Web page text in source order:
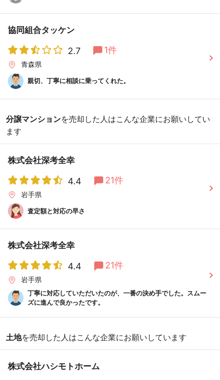
協同組合タッケン
2.7 1件
青森県
親切、丁寧に相談に乗ってくれた。
分譲マンションを売却した人はこんな企業にお願いしてい
ます
株式会社深考全幸
4.4 21件
岩手県
査定額と対応の早さ
株式会社深考全幸
4.4 21件
岩手県
丁寧に対応していただいたのが、一番の決め手でした。スムー
ズに進んで良かったです。
土地を売却した人はこんな企業にお願いしています
株式会社ハシモトホーム